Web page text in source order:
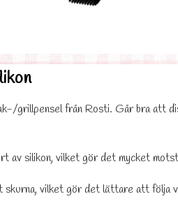
grillpensel från Rosti. Går bra att
av silikon, vilket gör det mycket
vilket gör det lättare att följa